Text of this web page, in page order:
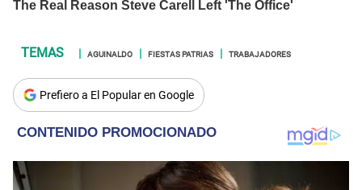
AGUINALDO FIESTAS PATRIAS TRABAJADORES
Prefiero a El Popular en Google